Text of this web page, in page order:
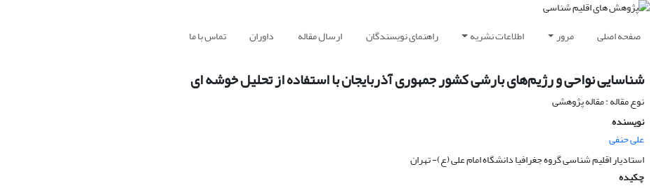
صفحه اصلی مرور اطلاعات نشریه راهنمای نویسندگان ارسال مقاله داوران تماس با ما
شناسایی نواحی و رژیم‌های بارشی کشور جمهوری آذربایجان با استفاده از تحلیل خوشه ای
نوع مقاله : مقاله پژوهشی
نویسنده
علی حنفی
استادیار اقلیم شناسی گروه جغرافیا دانشگاه امام علی (ع)- تهران
چکیده